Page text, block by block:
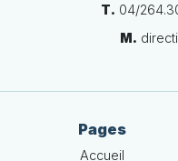
T. 04/
M.
Pages
Accueil